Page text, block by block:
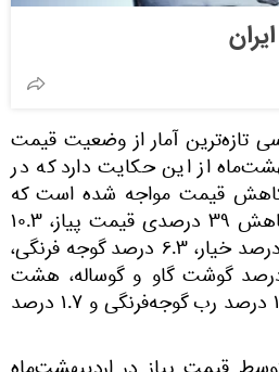
تازه‌ترین آمار از وضعیت قیمت
از این حکایت دارد که در
کاهش قیمت مواجه شده است که
می‌توان از جمله آنها به کاهش ۳۹ درصدی قیمت پیاز، ۱۰.۳
درصد سیب زمینی، ۱۷.۵ درصد خیار، ۶.۳ درصد گوجه فرنگی،
درصد مرغ، ۱۰.۴ درصد گوشت گاو و گوساله، هشت
درصد گوشت گوسفند، ۱۶.۹ درصد رب گوجه‌فرنگی و ۱.۷ درصد